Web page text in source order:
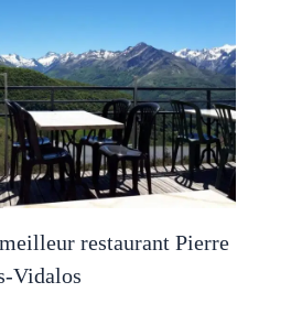
restaurant Pierre
Vidalos